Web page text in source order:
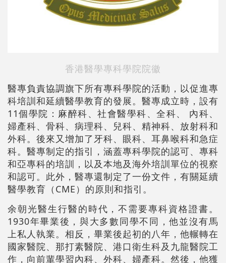
香港醫學專科學院院徽
醫專負責協調旗下所有專科學院的活動，以促進專
科培訓和延續醫學教育的發展。醫專成立時，設有
11個學院：麻醉科、社會醫學科、全科、 內科、
婦產科、骨科、病理科、兒科、精神科、放射科和
外科。後來又增加了牙科、眼科、耳鼻喉科和急症
科。醫專制定的指引，涵蓋專科學院的認可、專科
和亞專科的培訓，以及本地及海外培訓單位的視察
和認可。此外，醫專還制定了一份文件，有關延續
醫學教育（CME）的原則和指引。
余朝光醫生行醫的時代，不需要專科資格證書。
1930年畢業後，與大多數同學不同，他並沒有馬
上私人執業。相反，畢業後起初的八年，他輾轉在
國家醫院、那打素醫院、港口衛生科及九龍醫院工
作，向前輩學習內科、外科、婦產科。然後，他獲